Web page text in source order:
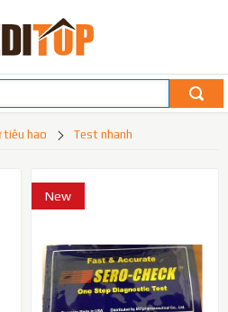
tiêu hao test nhanh
New